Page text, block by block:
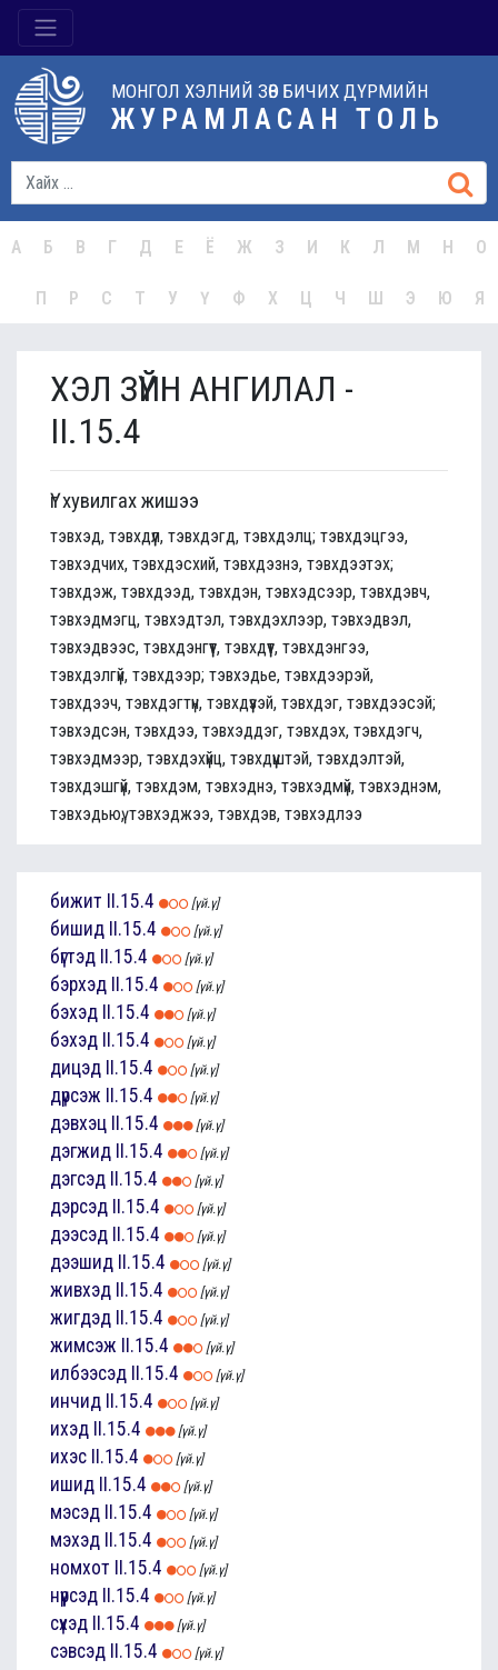
МОНГОЛ ХЭЛНИЙ ЗӨВ БИЧИХ ДҮРМИЙН
ЖУРАМЛАСАН ТОЛЬ
А Б В Г Д Е Ё Ж З И К Л М Н О
П Р С Т У Ү Ф Х Ц Ч Ш Э Ю Я
ХЭЛ ЗҮЙН АНГИЛАЛ -
II.15.4
Үг хувилгах жишээ
тэвхэд, тэвхдүүл, тэвхдэгд, тэвхдэлц; тэвхдэцгээ,
тэвхэдчих, тэвхдэсхий, тэвхдэзнэ, тэвхдээтэх;
тэвхдэж, тэвхдээд, тэвхдэн, тэвхэдсээр, тэвхдэвч,
тэвхэдмэгц, тэвхэдтэл, тэвхдэхлээр, тэвхэдвэл,
тэвхэдвээс, тэвхдэнгүүт, тэвхдүүт, тэвхдэнгээ,
тэвхдэлгүй, тэвхдээр; тэвхэдье, тэвхдээрэй,
тэвхдээч, тэвхдэгтүн, тэвхдүүзэй, тэвхдэг, тэвхдээсэй;
тэвхэдсэн, тэвхдээ, тэвхэддэг, тэвхдэх, тэвхдэгч,
тэвхэдмээр, тэвхдэхүйц, тэвхдүүштэй, тэвхдэлтэй,
тэвхдэшгүй, тэвхдэм, тэвхэднэ, тэвхэдмүй, тэвхэднэм,
тэвхэдьюү, тэвхэджээ, тэвхдэв, тэвхэдлээ
бижит II.15.4 [үй.ү]
бишид II.15.4 [үй.ү]
бүгтэд II.15.4 [үй.ү]
бэрхэд II.15.4 [үй.ү]
бэхэд II.15.4 [үй.ү]
бэхэд II.15.4 [үй.ү]
дицэд II.15.4 [үй.ү]
дүрсэж II.15.4 [үй.ү]
дэвхэц II.15.4 [үй.ү]
дэгжид II.15.4 [үй.ү]
дэгсэд II.15.4 [үй.ү]
дэрсэд II.15.4 [үй.ү]
дээсэд II.15.4 [үй.ү]
дээшид II.15.4 [үй.ү]
живхэд II.15.4 [үй.ү]
жигдэд II.15.4 [үй.ү]
жимсэж II.15.4 [үй.ү]
илбээсэд II.15.4 [үй.ү]
инчид II.15.4 [үй.ү]
ихэд II.15.4 [үй.ү]
ихэс II.15.4 [үй.ү]
ишид II.15.4 [үй.ү]
мэсэд II.15.4 [үй.ү]
мэхэд II.15.4 [үй.ү]
номхот II.15.4 [үй.ү]
нүүрсэд II.15.4 [үй.ү]
сүхэд II.15.4 [үй.ү]
сэвсэд II.15.4 [үй.ү]